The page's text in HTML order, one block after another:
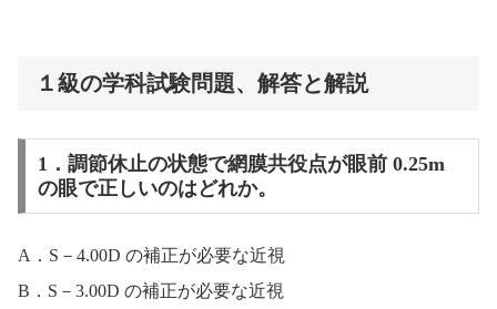
１級の学科試験問題、解答と解説
1．調節休止の状態で網膜共役点が眼前 0.25m
の眼で正しいのはどれか。
A．S－4.00D の補正が必要な近視
B．S－3.00D の補正が必要な近視